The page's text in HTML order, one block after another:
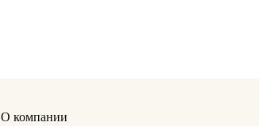
О компании